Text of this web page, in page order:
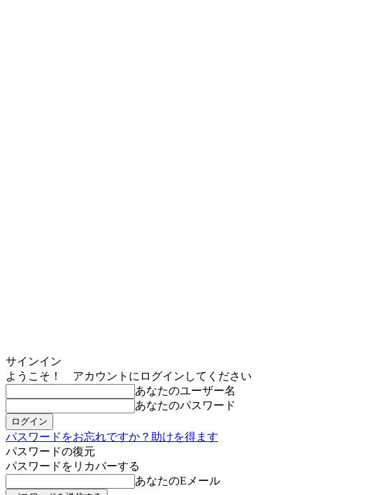
サインイン
ようこそ！ アカウントにログインしてください
あなたのユーザー名
あなたのパスワード
パスワードをお忘れですか？助けを得ます
パスワードの復元
パスワードをリカバーする
あなたのEメール